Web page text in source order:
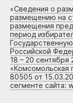
«Сведения о
размещению на
размещения
период
Российской
18 – 20 сентября
80505 от
сегменте сайта: